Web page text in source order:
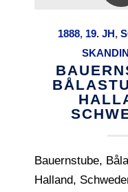
1888, 19. JH,
Bauernstube,
Halland,